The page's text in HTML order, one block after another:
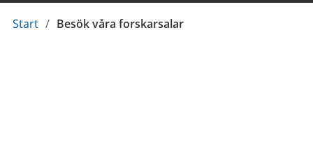
Du
Start / Besök våra forskarsalar